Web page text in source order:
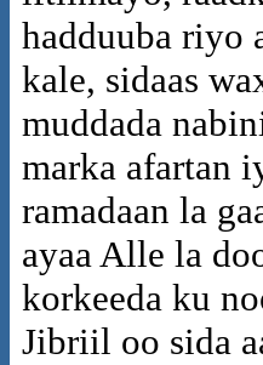
hadduuba riyo
kale, sidaas
muddada
marka afartan
ramadaan la
ayaa Alle la
korkeeda ku
Jibriil oo sida